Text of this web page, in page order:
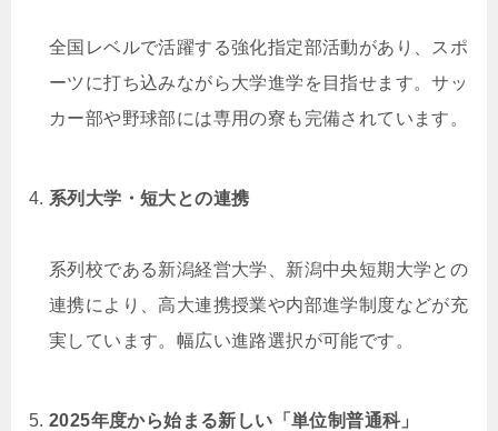
全国レベルで活躍する強化指定部活動があり、スポ
ーツに打ち込みながら大学進学を目指せます。サッ
カー部や野球部には専用の寮も完備されています。
系列大学・短大との連携
系列校である新潟経営大学、新潟中央短期大学との
連携により、高大連携授業や内部進学制度などが充
実しています。幅広い進路選択が可能です。
2025年度から始まる新しい「単位制普通科」